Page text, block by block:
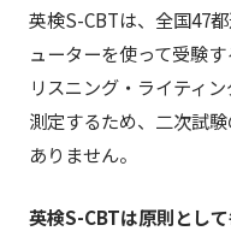
英検S-CBTは、全国47
ューターを使って受験
リスニング・ライティ
測定するため、二次試
ありません。
英検S-CBTは原則とし